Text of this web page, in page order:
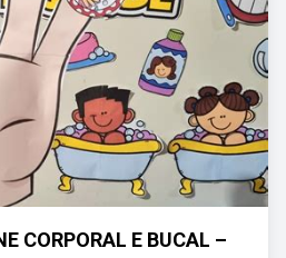
CORPORAL E BUCAL –